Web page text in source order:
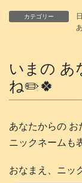
カテゴリー
いまの あ
ね✏️🍀
あなたからの お
ニックネームも
おなまえ、ニッ